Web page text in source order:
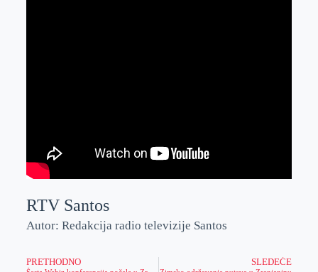
RTV Santos
Autor: Redakcija radio televizije Santos
PRETHODNO SLEDEĆE